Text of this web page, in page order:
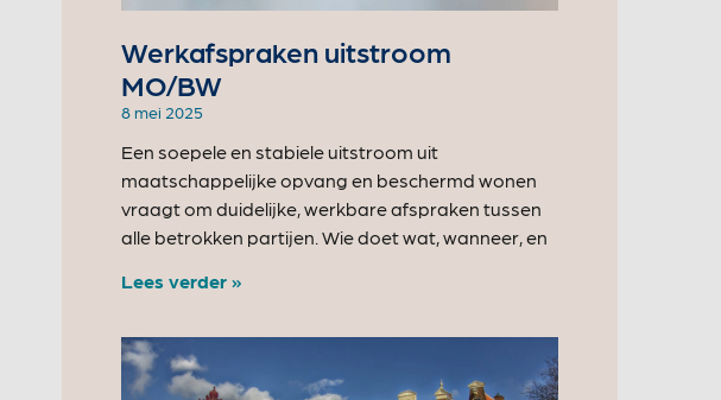
Werkafspraken uitstroom
MO/BW
8 mei 2025
Een soepele en stabiele uitstroom uit
maatschappelijke opvang en beschermd wonen
vraagt om duidelijke, werkbare afspraken tussen
alle betrokken partijen. Wie doet wat, wanneer, en
Lees verder »